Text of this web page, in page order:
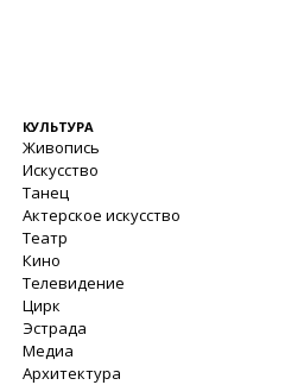
КУЛЬТУРА
Живопись
Искусство
Танец
Актерское искусство
Театр
Кино
Телевидение
Цирк
Эстрада
Медиа
Архитектура